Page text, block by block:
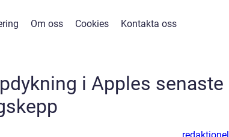
Om oss Cookies Kontakta oss
i Apples senaste